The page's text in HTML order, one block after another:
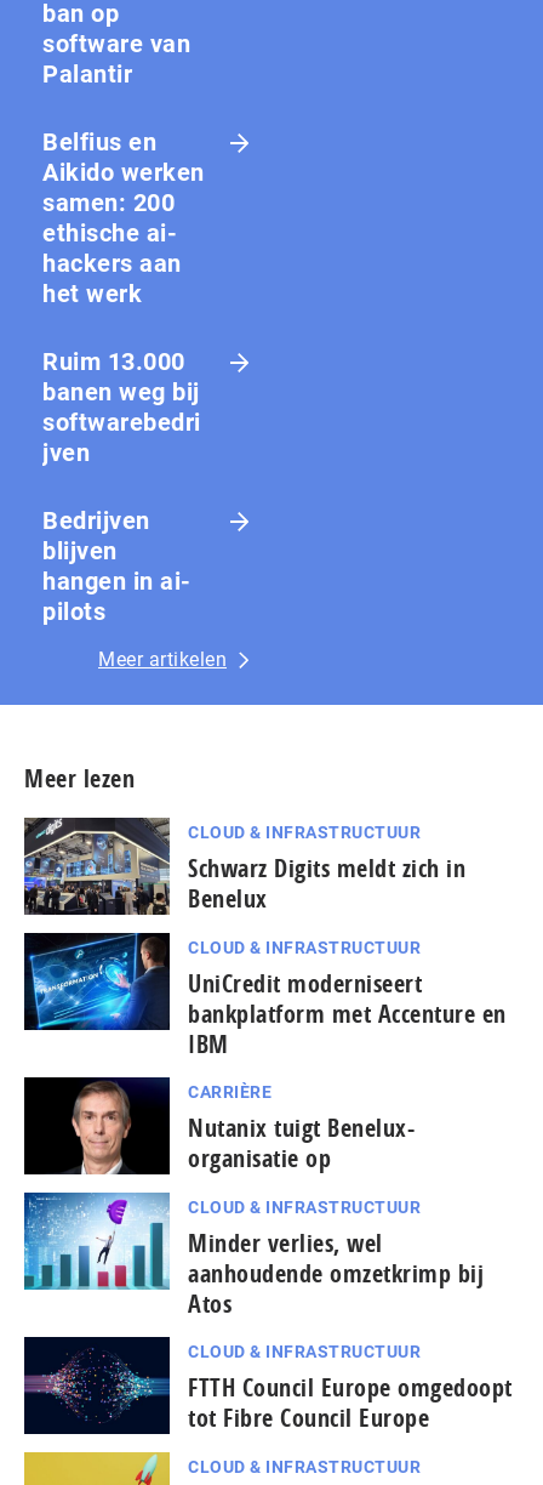
ban op
software van
Palantir
Belfius en
Aikido werken
samen: 200
ethische ai-
hackers aan
het werk
Ruim 13.000
banen weg bij
softwarebedri
jven
Bedrijven
blijven
hangen in ai-
pilots
Meer artikelen
Meer lezen
CLOUD & INFRASTRUCTUUR
Schwarz Digits meldt zich in
Benelux
CLOUD & INFRASTRUCTUUR
UniCredit moderniseert
bankplatform met Accenture en
IBM
CARRIÈRE
Nutanix tuigt Benelux-
organisatie op
CLOUD & INFRASTRUCTUUR
Minder verlies, wel
aanhoudende omzetkrimp bij
Atos
CLOUD & INFRASTRUCTUUR
FTTH Council Europe omgedoopt
tot Fibre Council Europe
CLOUD & INFRASTRUCTUUR